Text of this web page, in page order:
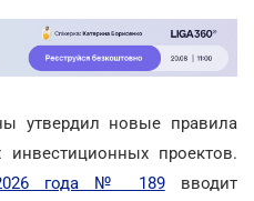
утвердил новые правила
проектов.
года № 189вводит